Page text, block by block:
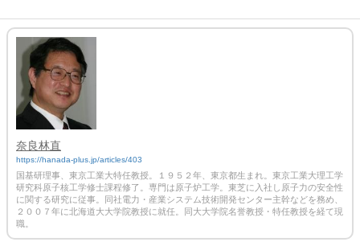
奈良林直
https://hanada-plus.jp/articles/403
国基研理事、東京工業大特任教授。１９５２年、東京都生まれ。東京工業大理工学
研究科原子核工学修士課程修了。専門は原子炉工学。東芝に入社し原子力の安全性
に関する研究に従事。同社電力・産業システム技術開発センター主幹などを務め、
２００７年に北海道大大学院教授に就任。同大大学院名誉教授・特任教授を経て現
職。